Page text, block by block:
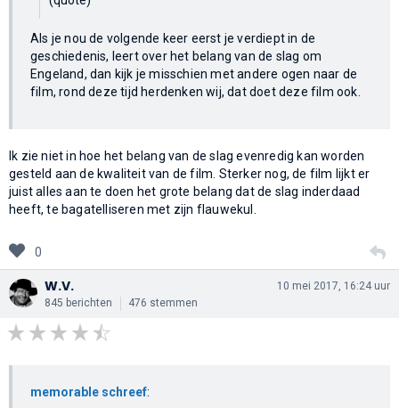
Als je nou de volgende keer eerst je verdiept in de
geschiedenis, leert over het belang van de slag om
Engeland, dan kijk je misschien met andere ogen naar de
film, rond deze tijd herdenken wij, dat doet deze film ook.
Ik zie niet in hoe het belang van de slag evenredig kan worden
gesteld aan de kwaliteit van de film. Sterker nog, de film lijkt er
juist alles aan te doen het grote belang dat de slag inderdaad
heeft, te bagatelliseren met zijn flauwekul.
0
W.V.
845 berichten 476 stemmen
10 mei 2017, 16:24 uur
memorable schreef: